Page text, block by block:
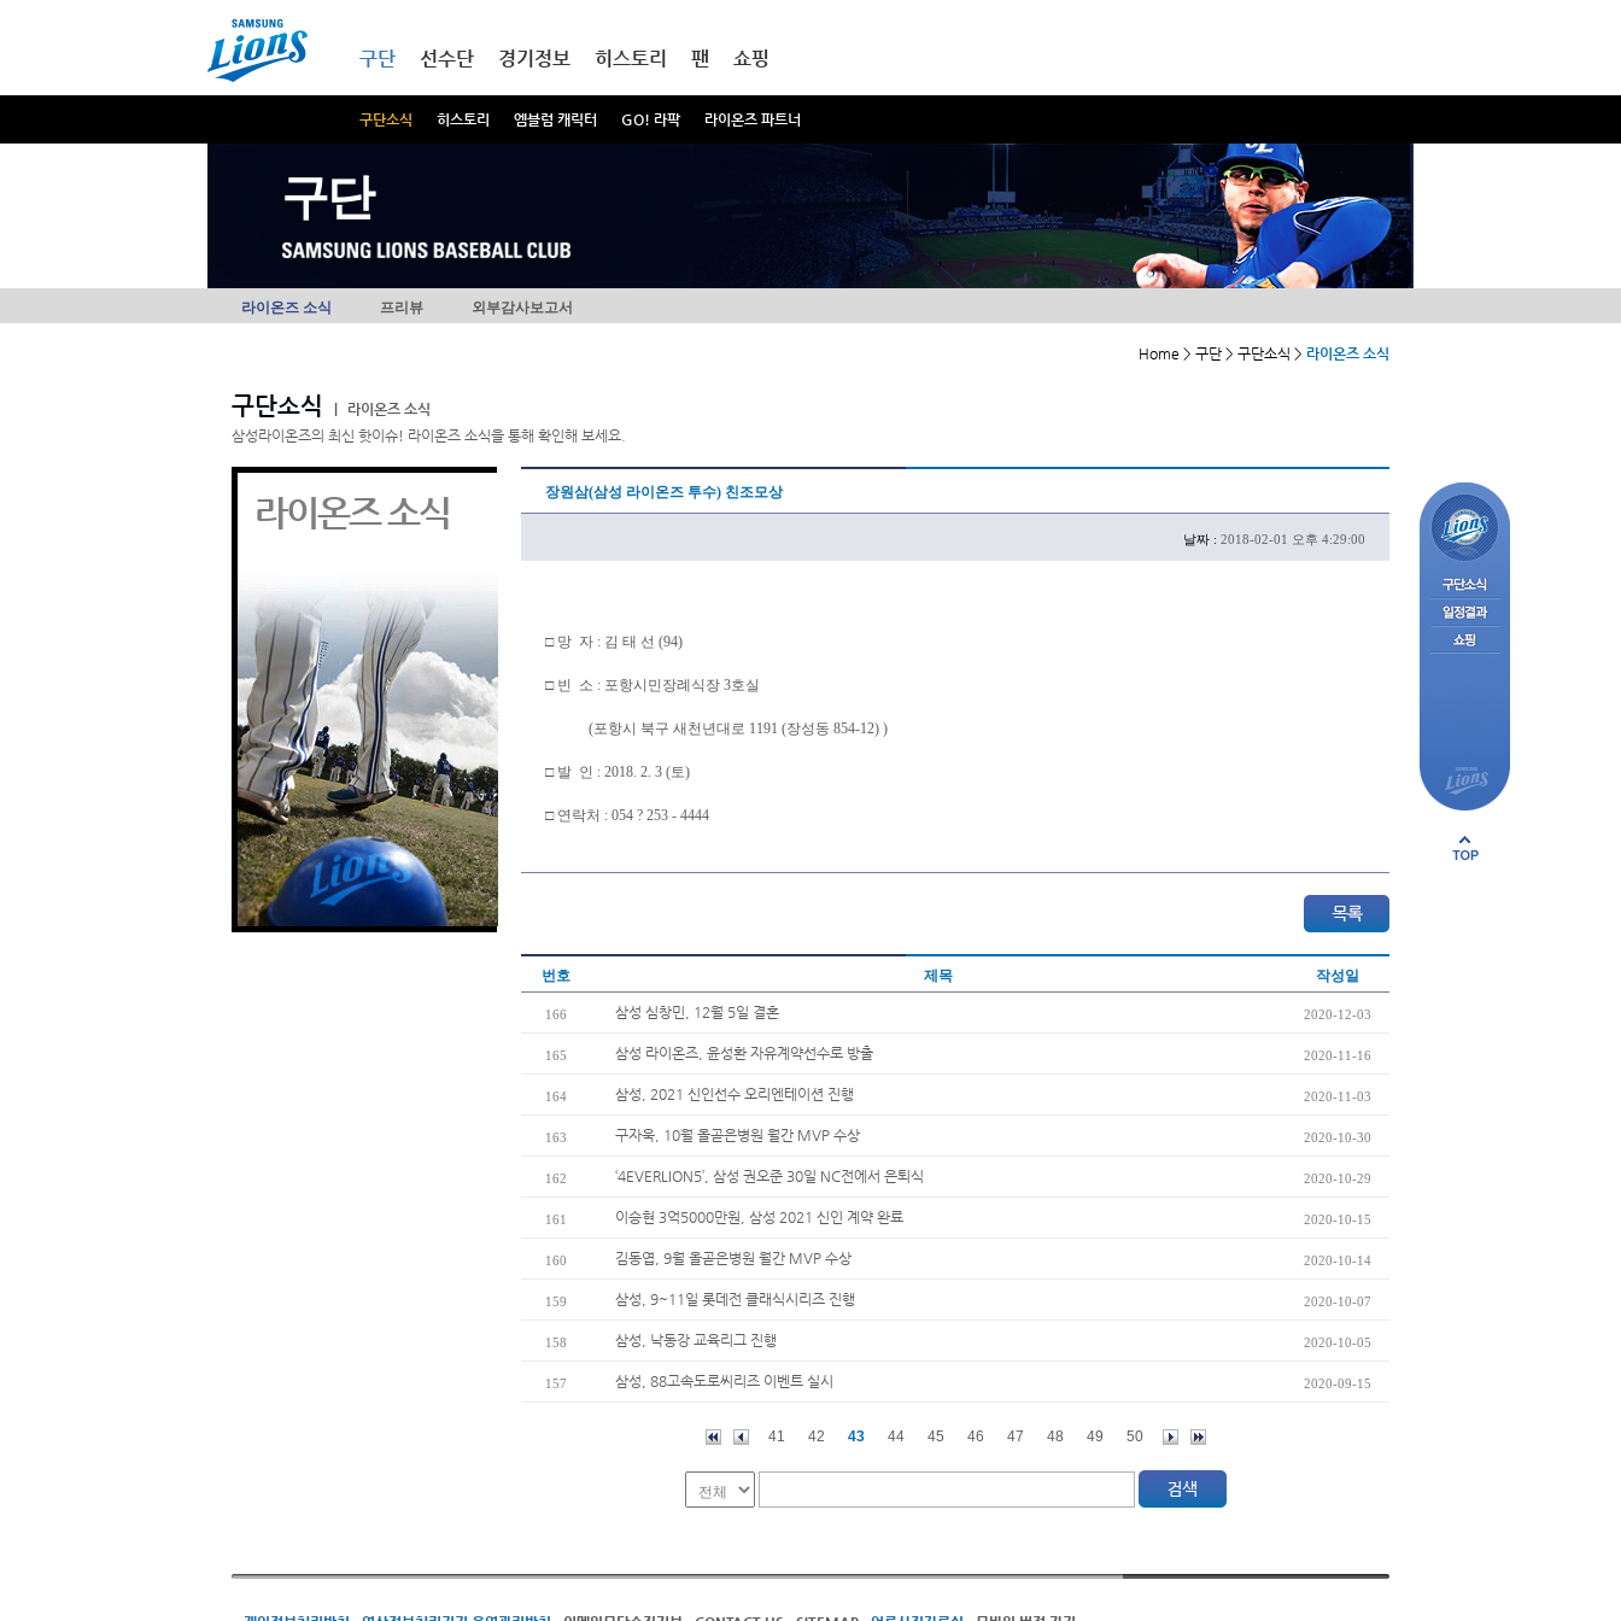
구단
구단소식 히스토리 엠블럼 캐릭터 GO! 라팍 라이온즈 파트너
선수단 경기정보 히스토리 팬 쇼핑
구단
라이온즈 소식 프리뷰 외부감사보고서
Home > 구단 > 구단소식 > 라이온즈 소식
구단소식
라이온즈 소식
삼성라이온즈의 최신 핫이슈! 라이온즈 소식을 통해 확인해 보세요.
라이온즈 소식 장원삼(삼성 라이온즈 투수) 친조모상
날짜 : 2018-02-01 오후 4:29:00
□ 망 자 : 김 태 선 (94)
□ 빈 소 : 포항시민장례식장 3호실
(포항시 북구 새천년대로 1191 (장성동 854-12) )
□ 발 인 : 2018. 2. 3 (토)
□ 연락처 : 054 ? 253 - 4444
번호 제목 작성일
166 삼성 심창민, 12월 5일 결혼 2020-12-03
165 삼성 라이온즈, 윤성환 자유계약선수로 방출 2020-11-16
164 삼성, 2021 신인선수 오리엔테이션 진행 2020-11-03
163 구자욱, 10월 올곧은병원 월간 MVP 수상 2020-10-30
162 ‘4EVERLION5’, 삼성 권오준 30일 NC전에서 은퇴식 2020-10-29
161 이승현 3억5000만원, 삼성 2021 신인 계약 완료 2020-10-15
160 김동엽, 9월 올곧은병원 월간 MVP 수상 2020-10-14
159 삼성, 9~11일 롯데전 클래식시리즈 진행 2020-10-07
158 삼성, 낙동강 교육리그 진행 2020-10-05
157 삼성, 88고속도로씨리즈 이벤트 실시 2020-09-15
41 42 43 44 45 46 47 48 49 50